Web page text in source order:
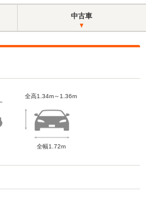
中古車
全高1.34m～1.36m
全幅1.72m